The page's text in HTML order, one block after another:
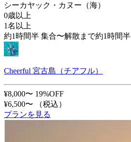
シーカヤック・カヌー（海）
0歳以上
1名以上
約1時間半 集合〜解散まで約1時間半
Cheerful 宮古島（チアフル）
¥8,000〜 19%OFF
¥6,500〜
（税込）
プランを見る